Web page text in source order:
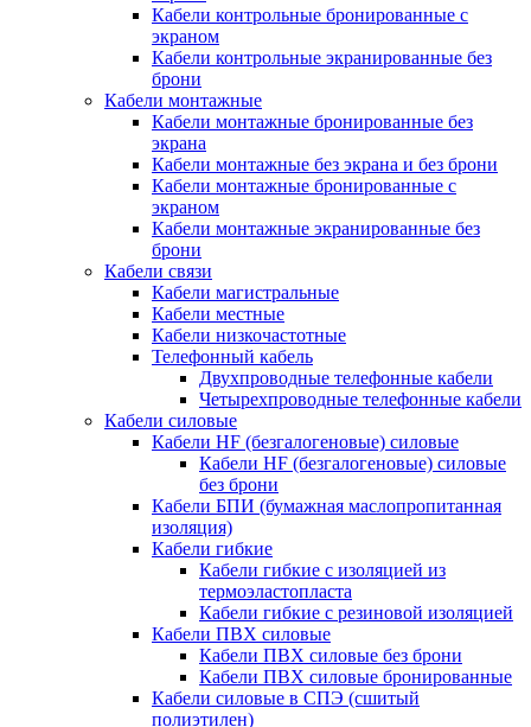
Кабели контрольные бронированные с
экраном
Кабели контрольные экранированные без
брони
Кабели монтажные
Кабели монтажные бронированные без
экрана
Кабели монтажные без экрана и без брони
Кабели монтажные бронированные с
экраном
Кабели монтажные экранированные без
брони
Кабели связи
Кабели магистральные
Кабели местные
Кабели низкочастотные
Телефонный кабель
Двухпроводные телефонные кабели
Четырехпроводные телефонные кабели
Кабели силовые
Кабели HF (безгалогеновые) силовые
Кабели HF (безгалогеновые) силовые
без брони
Кабели БПИ (бумажная маслопропитанная
изоляция)
Кабели гибкие
Кабели гибкие с изоляцией из
термоэластопласта
Кабели гибкие с резиновой изоляцией
Кабели ПВХ силовые
Кабели ПВХ силовые без брони
Кабели ПВХ силовые бронированные
Кабели силовые в СПЭ (сшитый
полиэтилен)